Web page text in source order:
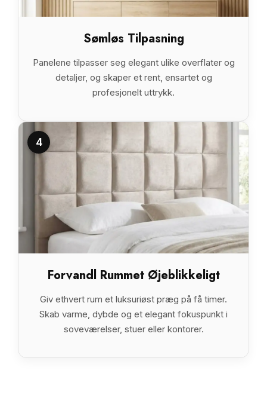
Sømløs Tilpasning
Panelene tilpasser seg elegant ulike overflater og
detaljer, og skaper et rent, ensartet og
profesjonelt uttrykk.
4
Forvandl Rummet Øjeblikkeligt
Giv ethvert rum et luksuriøst præg på få timer.
Skab varme, dybde og et elegant fokuspunkt i
soveværelser, stuer eller kontorer.